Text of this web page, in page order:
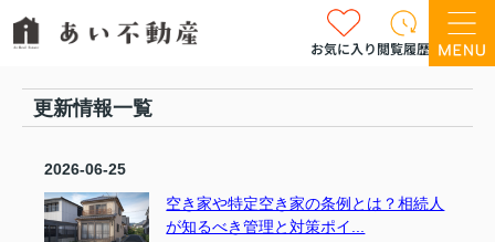
お気に入り閲覧履歴
更新情報一覧
2026-06-25
空き家や特定空き家の条例とは？相続人
が知るべき管理と対策ポイ...